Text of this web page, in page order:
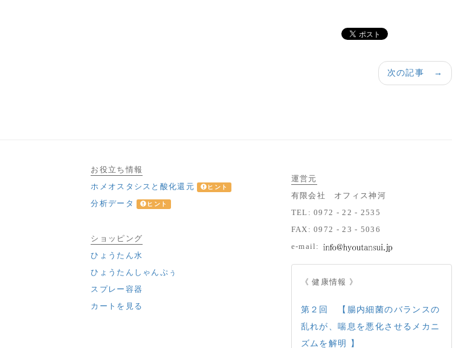
次の記事 →
お役立ち情報
ホメオスタシスと酸化還元
ヒント
分析データ ヒント
ショッピング
ひょうたん水
ひょうたんしゃんぷぅ
スプレー容器
カートを見る
運営元
有限会社 オフィス神河
TEL: 0972 - 22 - 2535
FAX: 0972 - 23 - 5036
e-mail:
《 健康情報 》
第２回 【腸内細菌のバランスの
乱れが、喘息を悪化させるメカニ
ズムを解明 】